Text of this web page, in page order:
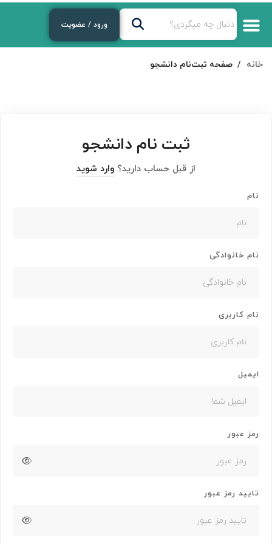
ورود / عضویت
خانه صفحه ثبت‌نام دانشجو
ثبت نام دانشجو
از قبل حساب دارید؟ وارد شوید
نام
نام خانوادگی
نام کاربری
ایمیل
رمز عبور
تایید رمز عبور